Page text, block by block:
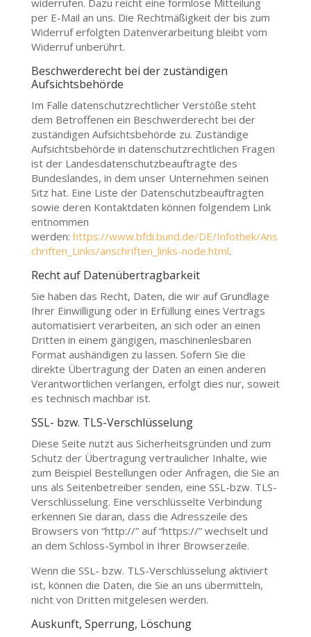
widerrufen. Dazu reicht eine formlose Mitteilung
per E-Mail an uns. Die Rechtmäßigkeit der bis zum
Widerruf erfolgten Datenverarbeitung bleibt vom
Widerruf unberührt.
Beschwerderecht bei der zuständigen
Aufsichtsbehörde
Im Falle datenschutzrechtlicher Verstöße steht
dem Betroffenen ein Beschwerderecht bei der
zuständigen Aufsichtsbehörde zu. Zuständige
Aufsichtsbehörde in datenschutzrechtlichen Fragen
ist der Landesdatenschutzbeauftragte des
Bundeslandes, in dem unser Unternehmen seinen
Sitz hat. Eine Liste der Datenschutzbeauftragten
sowie deren Kontaktdaten können folgendem Link
entnommen
werden: https://www.bfdi.bund.de/DE/Infothek/Ans
chriften_Links/anschriften_links-node.html.
Recht auf Datenübertragbarkeit
Sie haben das Recht, Daten, die wir auf Grundlage
Ihrer Einwilligung oder in Erfüllung eines Vertrags
automatisiert verarbeiten, an sich oder an einen
Dritten in einem gängigen, maschinenlesbaren
Format aushändigen zu lassen. Sofern Sie die
direkte Übertragung der Daten an einen anderen
Verantwortlichen verlangen, erfolgt dies nur, soweit
es technisch machbar ist.
SSL- bzw. TLS-Verschlüsselung
Diese Seite nutzt aus Sicherheitsgründen und zum
Schutz der Übertragung vertraulicher Inhalte, wie
zum Beispiel Bestellungen oder Anfragen, die Sie an
uns als Seitenbetreiber senden, eine SSL-bzw. TLS-
Verschlüsselung. Eine verschlüsselte Verbindung
erkennen Sie daran, dass die Adresszeile des
Browsers von “http://” auf “https://” wechselt und
an dem Schloss-Symbol in Ihrer Browserzeile.
Wenn die SSL- bzw. TLS-Verschlüsselung aktiviert
ist, können die Daten, die Sie an uns übermitteln,
nicht von Dritten mitgelesen werden.
Auskunft, Sperrung, Löschung